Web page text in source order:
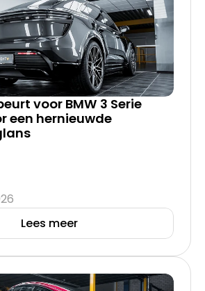
voor BMW 3 Serie
een hernieuwde
Lees meer